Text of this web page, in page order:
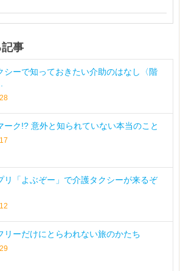
事
シーで知っておきたい介助のはなし〈階
ーク!? 意外と知られていない本当のこと
リ「よぶぞー」で介護タクシーが来るぞ
リーだけにとらわれない旅のかたち